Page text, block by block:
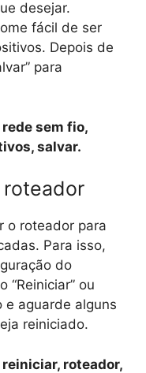
desejar.
fácil de ser
Depois de
para
sem fio,
salvar.
roteador
o roteador para
Para isso,
do
“Reiniciar” ou
e aguarde alguns
reiniciado.
roteador,